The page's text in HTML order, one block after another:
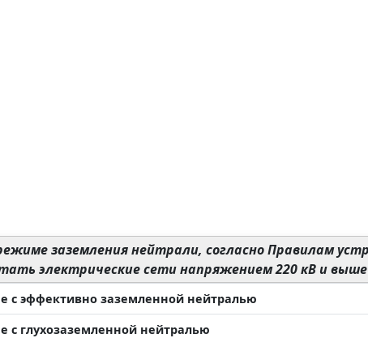
заземления нейтрали, согласно Правилам
электрические сети напряжением 220 кВ и
с эффективно заземленной нейтралью
с глухозаземленной нейтралью